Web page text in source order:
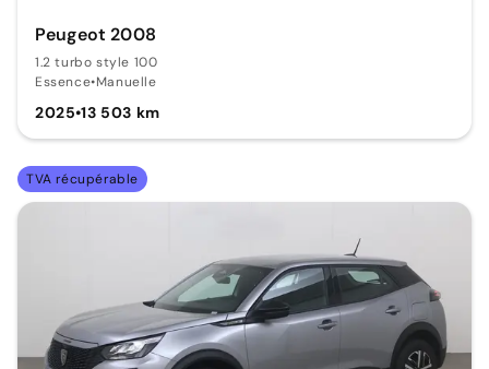
Peugeot 2008
1.2 turbo style 100
Essence•Manuelle
2025•13 503 km
TVA récupérable